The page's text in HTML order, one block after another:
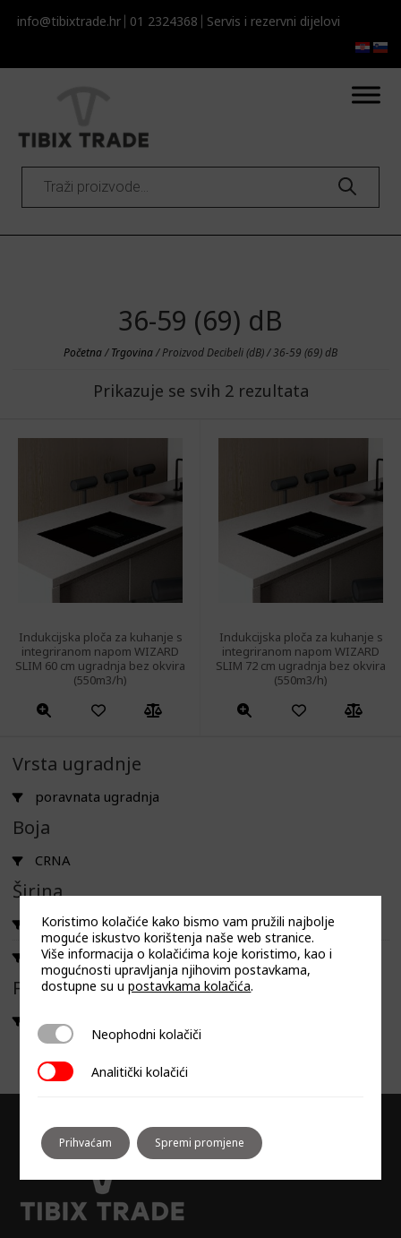
info@tibixtrade.hr 01 2324368 Servis i rezervni dijelovi​​
Products
search
36-59 (69) dB
Početna/Trgovina/ Proizvod Decibeli (dB) / 36-59 (69) dB
Prikazuje se svih 2 rezultata
Indukcijska ploča za kuhanje s
integriranom napom WIZARD
SLIM 60 cm ugradnja bez okvira
(550m3/h)
Indukcijska ploča za kuhanje s
integriranom napom WIZARD
SLIM 72 cm ugradnja bez okvira
(550m3/h)
Vrsta ugradnje
poravnata ugradnja
Boja
CRNA
Širina
60
72
Filtriraj prema linija
WIZARD SLIM
Koristimo kolačiće kako bismo vam pružili najbolje
moguće iskustvo korištenja naše web stranice.
Više informacija o kolačićima koje koristimo, kao i
mogućnosti upravljanja njihovim postavkama,
dostupne su upostavkama kolačića.
Neophodni kolačiči
Neophodni kolačiči
Analitički kolačići
Analitički kolačići
Prihvaćam Spremi promjene